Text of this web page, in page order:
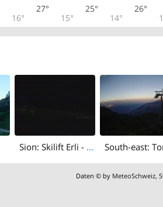
16°
27°
15°
25°
14°
26°
Sion: Skilift Erli - Leukerbad
Daten © by MeteoSchweiz,